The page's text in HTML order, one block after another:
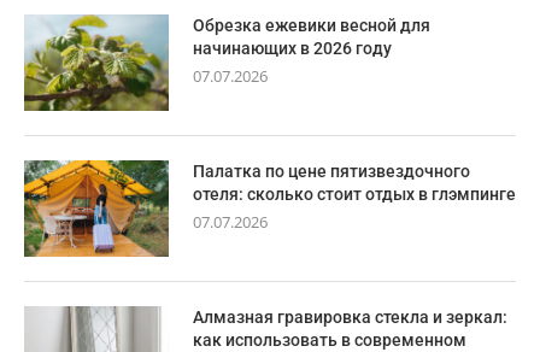
Обрезка ежевики весной для
начинающих в 2026 году
07.07.2026
Палатка по цене пятизвездочного
отеля: сколько стоит отдых в глэмпинге
07.07.2026
Алмазная гравировка стекла и зеркал:
как использовать в современном